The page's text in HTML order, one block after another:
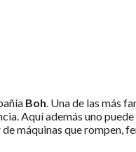
Boh. Una de las más
Aquí además uno
máquinas que rompen,